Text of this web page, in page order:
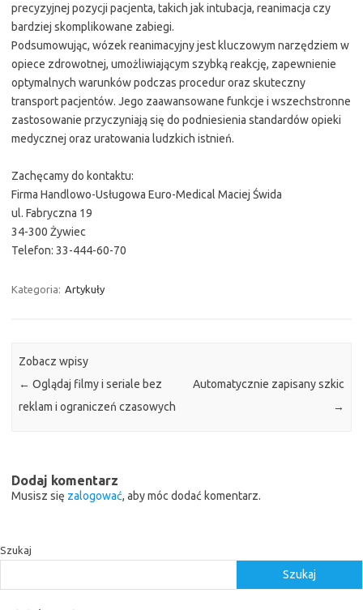
precyzyjnej pozycji pacjenta, takich jak intubacja, reanimacja czy
bardziej skomplikowane zabiegi.
Podsumowując, wózek reanimacyjny jest kluczowym narzędziem w
opiece zdrowotnej, umożliwiającym szybką reakcję, zapewnienie
optymalnych warunków podczas procedur oraz skuteczny
transport pacjentów. Jego zaawansowane funkcje i wszechstronne
zastosowanie przyczyniają się do podniesienia standardów opieki
medycznej oraz uratowania ludzkich istnień.
Zachęcamy do kontaktu:
Firma Handlowo-Usługowa Euro-Medical Maciej Świda
ul. Fabryczna 19
34-300 Żywiec
Telefon: 33-444-60-70
Kategoria: Artykuły
Zobacz wpisy
← Oglądaj filmy i seriale bez
reklam i ograniczeń czasowych
Automatycznie zapisany szkic
→
Dodaj komentarz
Musisz się zalogować, aby móc dodać komentarz.
Szukaj
Szukaj